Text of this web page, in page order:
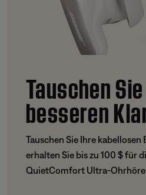
Tauschen
besseren
Tauschen Sie Ihre
erhalten Sie bis zu 100 $ für
QuietComfort Ultra-